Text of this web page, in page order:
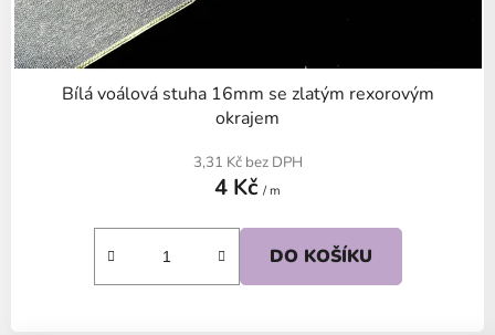
Bílá voálová stuha 16mm se zlatým rexorovým
okrajem
3,31 Kč bez DPH
4 Kč / m
DO KOŠÍKU